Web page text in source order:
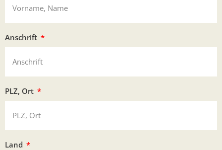
Anschrift
PLZ, Ort
Land